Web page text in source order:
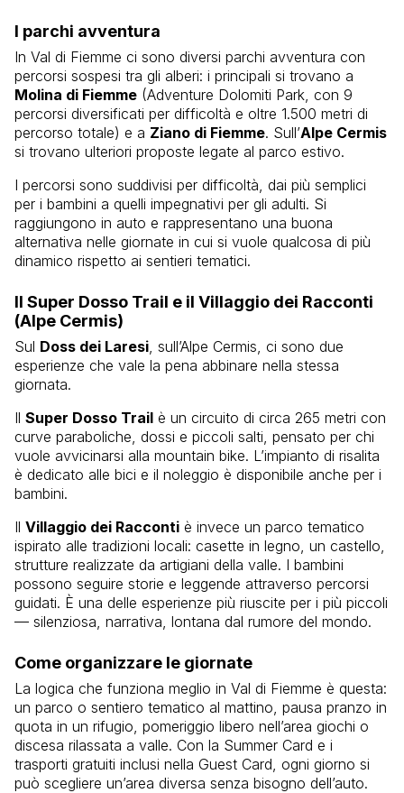
I parchi avventura
In Val di Fiemme ci sono diversi parchi avventura con
percorsi sospesi tra gli alberi: i principali si trovano a
Molina di Fiemme (Adventure Dolomiti Park, con 9
percorsi diversificati per difficoltà e oltre 1.500 metri di
percorso totale) e a Ziano di Fiemme. Sull’Alpe Cermis
si trovano ulteriori proposte legate al parco estivo.
I percorsi sono suddivisi per difficoltà, dai più semplici
per i bambini a quelli impegnativi per gli adulti. Si
raggiungono in auto e rappresentano una buona
alternativa nelle giornate in cui si vuole qualcosa di più
dinamico rispetto ai sentieri tematici.
Il Super Dosso Trail e il Villaggio dei Racconti
(Alpe Cermis)
Sul Doss dei Laresi , sull’Alpe Cermis, ci sono due
esperienze che vale la pena abbinare nella stessa
giornata.
Il Super Dosso Trail è un circuito di circa 265 metri con
curve paraboliche, dossi e piccoli salti, pensato per chi
vuole avvicinarsi alla mountain bike. L’impianto di risalita
è dedicato alle bici e il noleggio è disponibile anche per i
bambini.
Il Villaggio dei Racconti è invece un parco tematico
ispirato alle tradizioni locali: casette in legno, un castello,
strutture realizzate da artigiani della valle. I bambini
possono seguire storie e leggende attraverso percorsi
guidati. È una delle esperienze più riuscite per i più piccoli
— silenziosa, narrativa, lontana dal rumore del mondo.
Come organizzare le giornate
La logica che funziona meglio in Val di Fiemme è questa:
un parco o sentiero tematico al mattino, pausa pranzo in
quota in un rifugio, pomeriggio libero nell’area giochi o
discesa rilassata a valle. Con la Summer Card e i
trasporti gratuiti inclusi nella Guest Card, ogni giorno si
può scegliere un’area diversa senza bisogno dell’auto.